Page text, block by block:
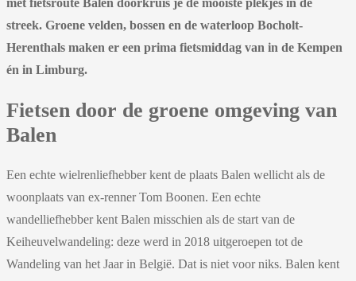
streek. Groene velden, bossen en de waterloop Bocholt-
Herenthals maken er een prima fietsmiddag van in de Kempen
én in Limburg.
Fietsen door de groene omgeving van
Balen
Een echte wielrenliefhebber kent de plaats Balen wellicht als de
woonplaats van ex-renner Tom Boonen. Een echte
wandelliefhebber kent Balen misschien als de start van de
Keiheuvelwandeling: deze werd in 2018 uitgeroepen tot de
Wandeling van het Jaar in België. Dat is niet voor niks. Balen kent